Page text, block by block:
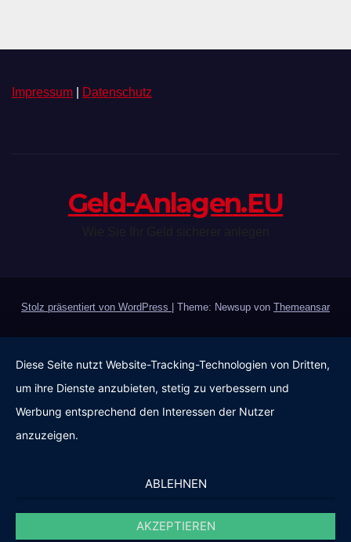
Impressum Datenschutz
Geld-Anlagen.EU
Stolz präsentiert von WordPress Theme: Newsup von Themeansar
Diese Seite nutzt Website-Tracking-Technologien von Dritten,
um ihre Dienste anzubieten, stetig zu verbessern und
Werbung entsprechend den Interessen der Nutzer
anzuzeigen.
ABLEHNEN
AKZEPTIEREN